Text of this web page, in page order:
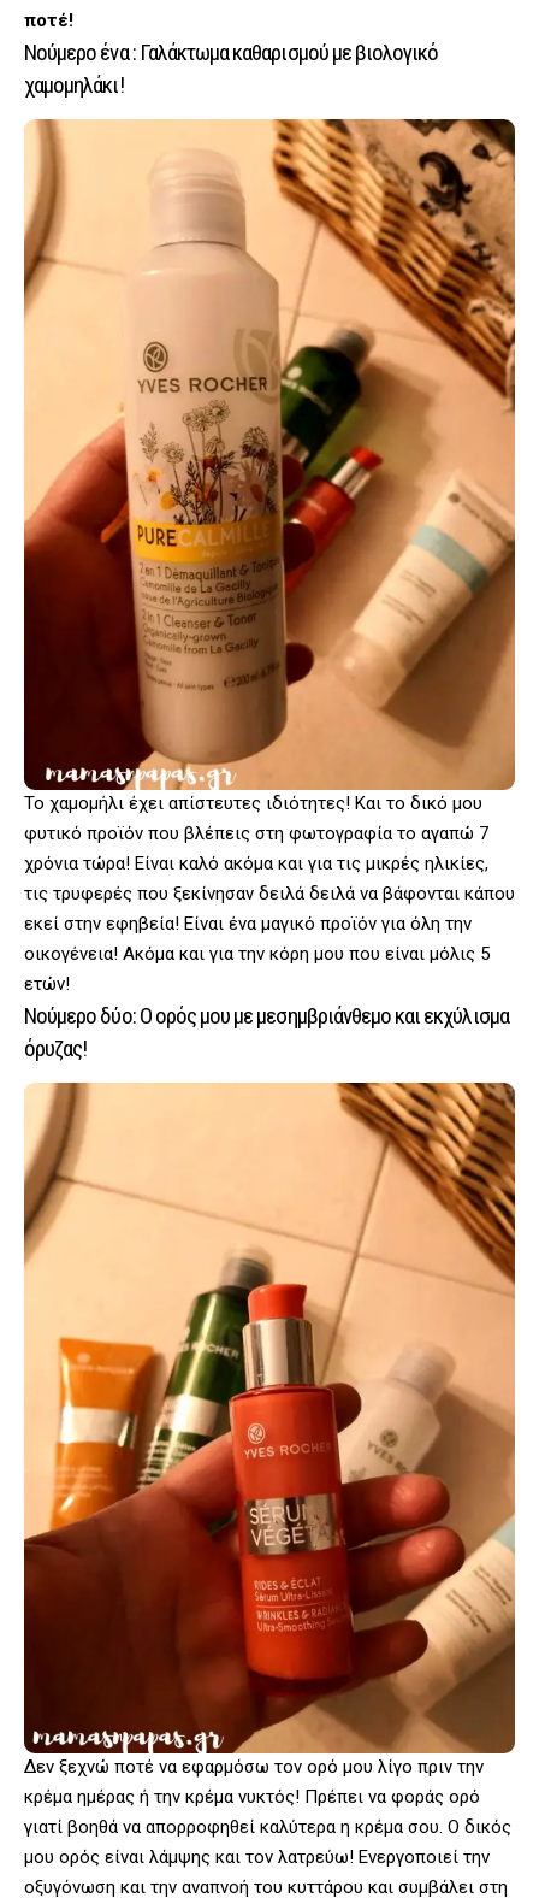
ποτέ!
Νούμερο ένα : Γαλάκτωμα καθαρισμού με βιολογικό
χαμομηλάκι!
Το χαμομήλι έχει απίστευτες ιδιότητες! Και το δικό μου
φυτικό προϊόν που βλέπεις στη φωτογραφία το αγαπώ 7
χρόνια τώρα! Είναι καλό ακόμα και για τις μικρές ηλικίες,
τις τρυφερές που ξεκίνησαν δειλά δειλά να βάφονται κάπου
εκεί στην εφηβεία! Είναι ένα μαγικό προϊόν για όλη την
οικογένεια! Ακόμα και για την κόρη μου που είναι μόλις 5
ετών!
Νούμερο δύο: Ο ορός μου με μεσημβριάνθεμο και εκχύλισμα
όρυζας!
Δεν ξεχνώ ποτέ να εφαρμόσω τον ορό μου λίγο πριν την
κρέμα ημέρας ή την κρέμα νυκτός! Πρέπει να φοράς ορό
γιατί βοηθά να απορροφηθεί καλύτερα η κρέμα σου. Ο δικός
μου ορός είναι λάμψης και τον λατρεύω! Ενεργοποιεί την
οξυγόνωση και την αναπνοή του κυττάρου και συμβάλει στη